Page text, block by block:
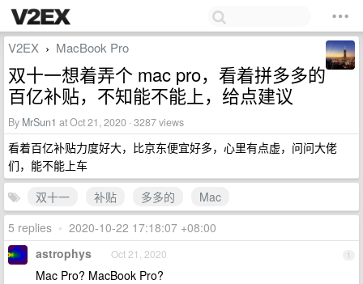
V2EX › MacBook Pro
双十一想着弄个 mac pro，看着拼多多的
百亿补贴，不知能不能上，给点建议
By MrSun1 at Oct 21, 2020 · 3287 views
看着百亿补贴力度好大，比京东便宜好多，心里有点虚，问问大佬
们，能不能上车
双十一
补贴 多多的
Mac
5 replies • 2020-10-22 17:18:07 +08:00
1
astrophys Oct 21, 2020
Mac Pro? MacBook Pro?